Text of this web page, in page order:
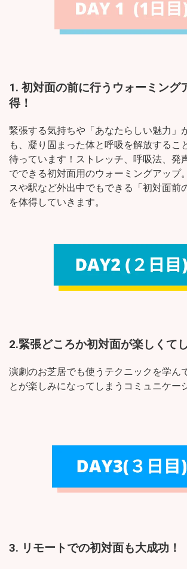
1. 初対面の前に行うウォーミング
得！
緊張する気持ちや「あなたらしい魅力」
も、凝り固まった体と呼吸を解放するこ
待っています！ストレッチ、呼吸法、発
でできる初対面用のウォーミングアップ
スや駅など外出中でもできる「初対面前
を体得していきます。
2.緊張どころか初対面が楽しくて
演劇のお芝居でも使うテクニックを学ん
とが楽しみになってしまうコミュニケー
3. リモートでの初対面も大成功！